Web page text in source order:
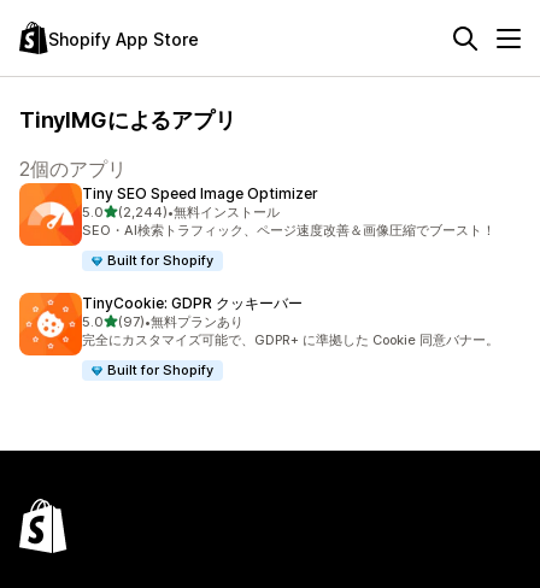
Shopify App Store
TinyIMGによるアプリ
2個のアプリ
Tiny SEO Speed Image Optimizer
5.05つ星中
(2,244)
合計レビュー数：2244件
•無料インストール
SEO・AI検索トラフィック、ページ速度改善＆画像圧縮でブースト！
Built for Shopify
TinyCookie: GDPR クッキーバー
5.05つ星中
(97)
合計レビュー数：97件
•無料プランあり
完全にカスタマイズ可能で、GDPR+ に準拠した Cookie 同意バナー。
Built for Shopify